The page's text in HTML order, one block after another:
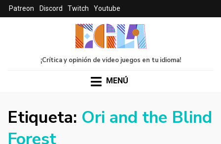
Patreon Discord Twitch Youtube
¡Crítica y opinión de video juegos en tu idioma!
MENÚ
Etiqueta: Ori and the Blind
Forest